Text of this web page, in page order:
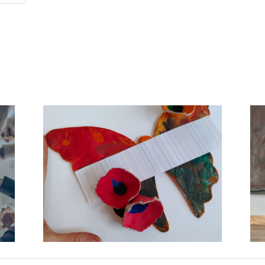
Corso di formazione per
Tecnico ABA seconda
edizione: imparare ad
insegnare